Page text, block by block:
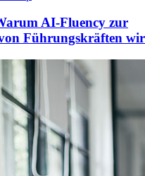
AI-Fluency zur
Führungskräften